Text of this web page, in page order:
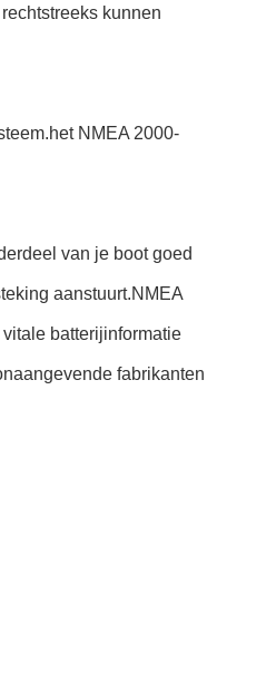
kunnen
NMEA 2000-
van je boot goed
aanstuurt.NMEA
batterijinformatie
fabrikanten